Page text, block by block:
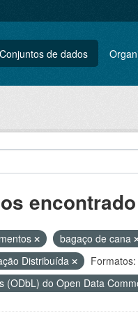
Conjuntos de dados
encontrado
bagaço de cana
Distribuída Formatos:
(ODbL) do Open Data